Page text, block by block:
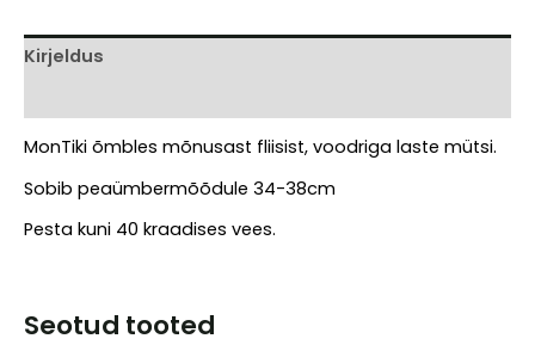
Kirjeldus
MonTiki õmbles mõnusast fliisist, voodriga laste mütsi.
Sobib peaümbermõõdule 34-38cm
Pesta kuni 40 kraadises vees.
Seotud tooted